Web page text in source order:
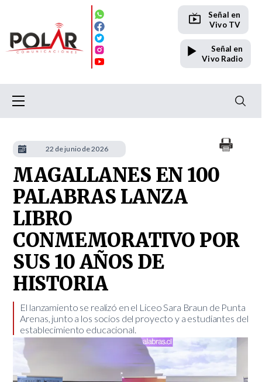
Señal en
Vivo TV
Señal en
Vivo Radio
MAGALLANES EN 100
PALABRAS LANZA
LIBRO
CONMEMORATIVO POR
SUS 10 AÑOS DE
HISTORIA
El lanzamiento se realizó en el Liceo Sara Braun de Punta
Arenas, junto a los socios del proyecto y a estudiantes del
establecimiento educacional.
22 de junio de 2026